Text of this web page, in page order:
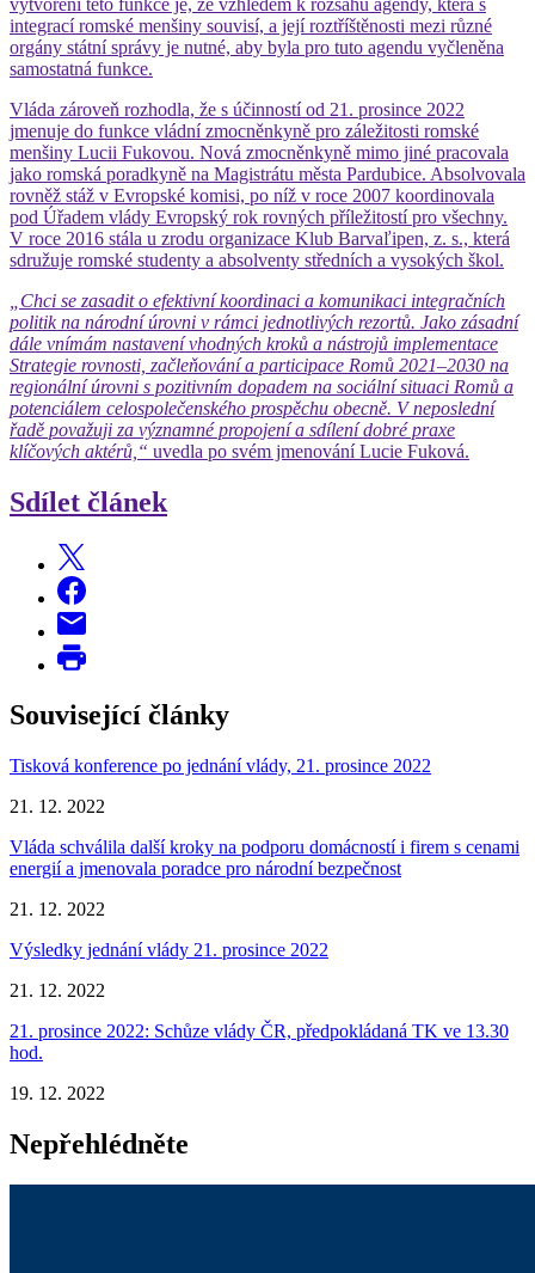
integrací romské menšiny souvisí, a její roztříštěnosti mezi různé
orgány státní správy je nutné, aby byla pro tuto agendu vyčleněna
samostatná funkce.
Vláda zároveň rozhodla, že s účinností od 21. prosince 2022
jmenuje do funkce vládní zmocněnkyně pro záležitosti romské
menšiny Lucii Fukovou. Nová zmocněnkyně mimo jiné pracovala
jako romská poradkyně na Magistrátu města Pardubice. Absolvovala
rovněž stáž v Evropské komisi, po níž v roce 2007 koordinovala
pod Úřadem vlády Evropský rok rovných příležitostí pro všechny.
V roce 2016 stála u zrodu organizace Klub Barvaľipen, z. s., která
sdružuje romské studenty a absolventy středních a vysokých škol.
„Chci se zasadit o efektivní koordinaci a komunikaci integračních
politik na národní úrovni v rámci jednotlivých rezortů. Jako zásadní
dále vnímám nastavení vhodných kroků a nástrojů implementace
Strategie rovnosti, začleňování a participace Romů 2021–2030 na
regionální úrovni s pozitivním dopadem na sociální situaci Romů a
potenciálem celospolečenského prospěchu obecně. V neposlední
řadě považuji za významné propojení a sdílení dobré praxe
klíčových aktérů,“ uvedla po svém jmenování Lucie Fuková.
Sdílet článek
Související články
Tisková konference po jednání vlády, 21. prosince 2022
21. 12. 2022
Vláda schválila další kroky na podporu domácností i firem s cenami
energií a jmenovala poradce pro národní bezpečnost
21. 12. 2022
Výsledky jednání vlády 21. prosince 2022
21. 12. 2022
21. prosince 2022: Schůze vlády ČR, předpokládaná TK ve 13.30
hod.
19. 12. 2022
Nepřehlédněte